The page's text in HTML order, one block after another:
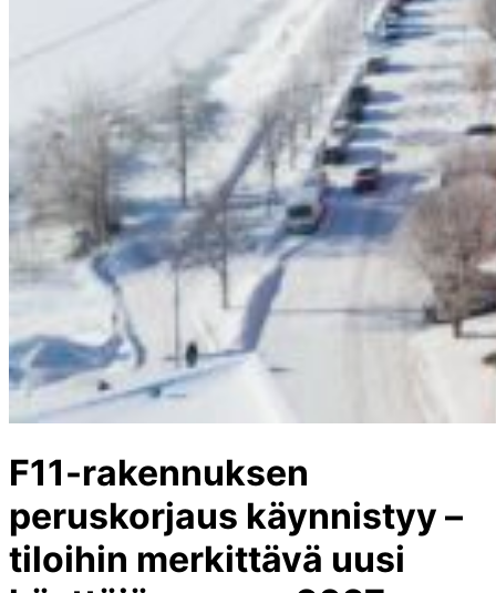
F11-rakennuksen
peruskorjaus käynnistyy –
tiloihin merkittävä uusi